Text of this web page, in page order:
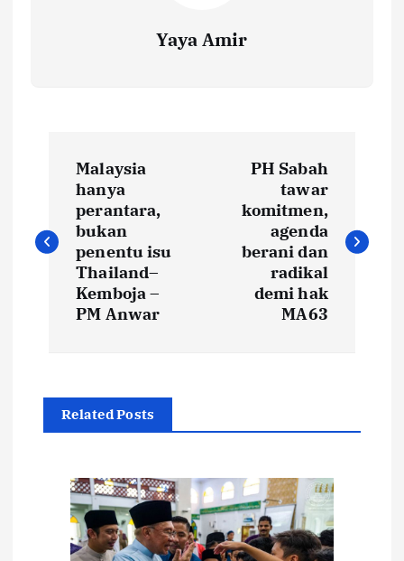
Yaya Amir
s
Malaysia
hanya
perantara,
bukan
penentu isu
Thailand–
Kemboja –
PM Anwar
PH Sabah
tawar
komitmen,
agenda
berani dan
radikal
demi hak
MA63
Related Posts